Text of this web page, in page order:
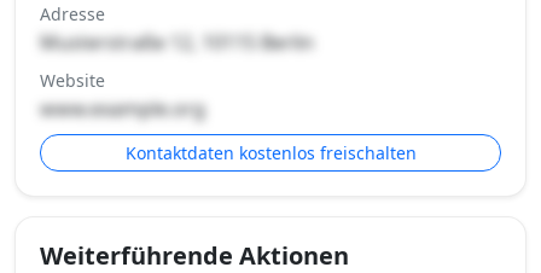
Adresse
Musterstraße 12, 10115 Berlin
Website
www.example.org
Kontaktdaten kostenlos freischalten
Weiterführende Aktionen